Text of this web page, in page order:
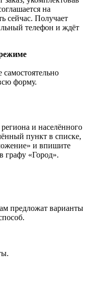
на
сейчас. Получает
телефон и ждёт
форму.
и населённого
пункт в списке,
и впишите
графу «Город».
предложат варианты